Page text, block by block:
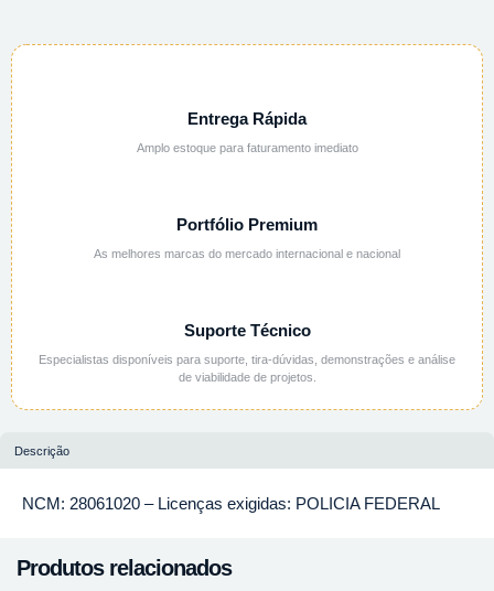
quantidade
Entrega Rápida
Amplo estoque para faturamento imediato
Portfólio Premium
As melhores marcas do mercado internacional e nacional
Suporte Técnico
Especialistas disponíveis para suporte, tira-dúvidas, demonstrações e análise
de viabilidade de projetos.
Descrição
NCM: 28061020 – Licenças exigidas: POLICIA FEDERAL
Produtos relacionados